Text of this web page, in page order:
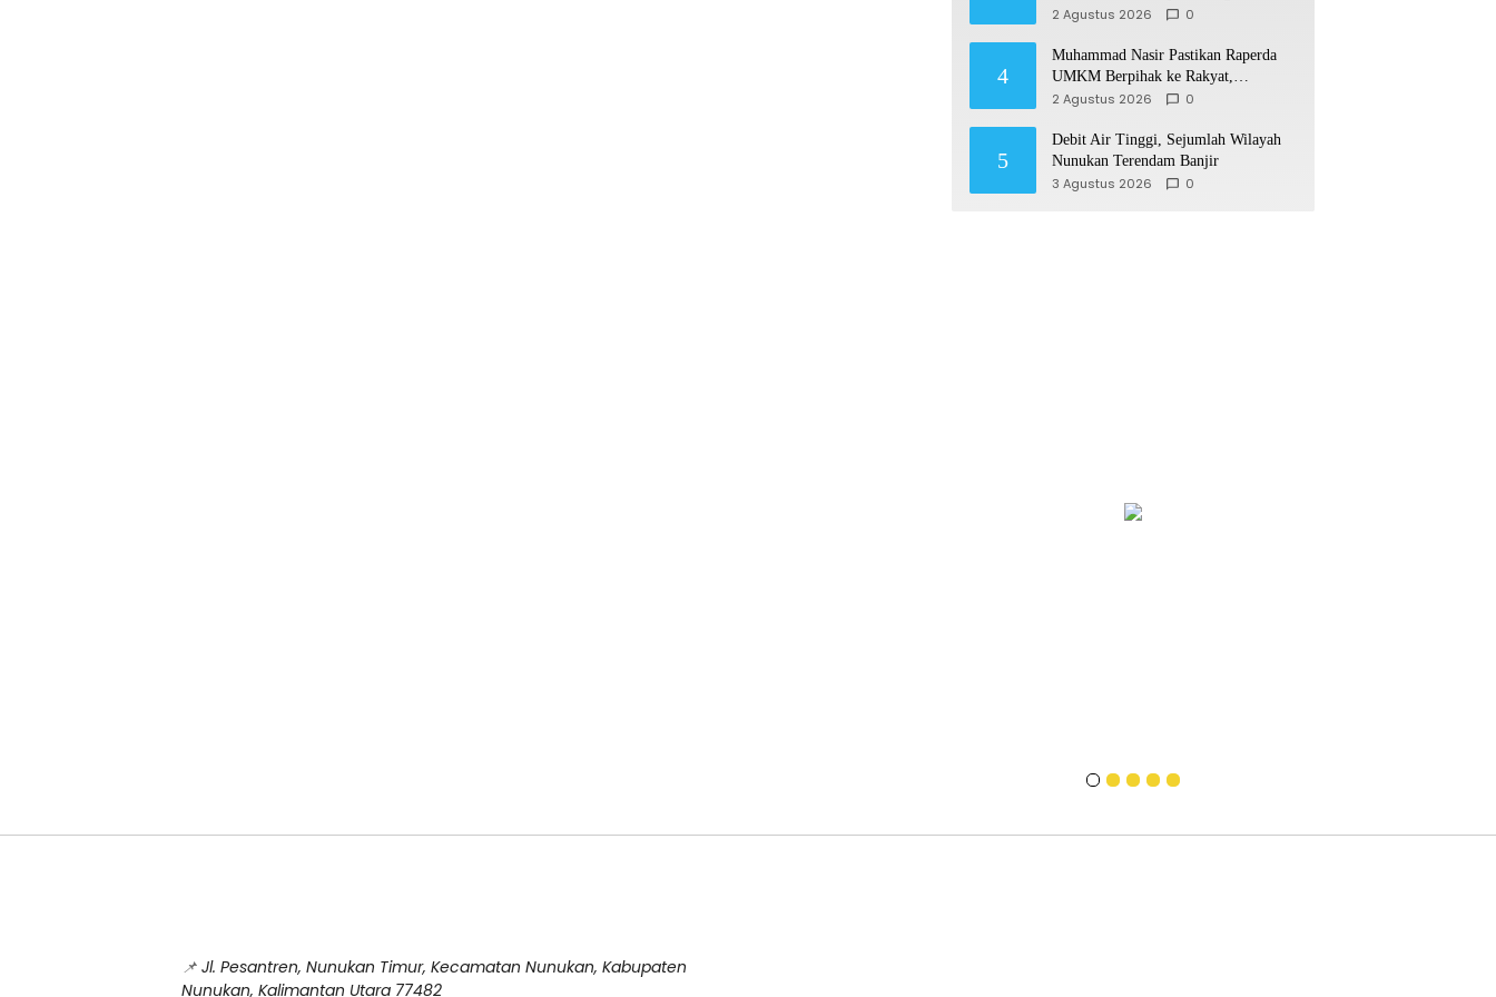
Biasakan Anak Gemar Berolahraga
2 Agustus 2026 0
4
Muhammad Nasir Pastikan Raperda
UMKM Berpihak ke Rakyat,
Permudah Usaha hingga Perluas Pasar
2 Agustus 2026 0
5
Debit Air Tinggi, Sejumlah Wilayah
Nunukan Terendam Banjir
3 Agustus 2026 0
📌 Jl. Pesantren, Nunukan Timur, Kecamatan Nunukan, Kabupaten
Nunukan, Kalimantan Utara 77482